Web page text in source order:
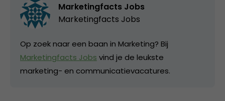
Marketingfacts Jobs
Marketingfacts Jobs
Op zoek naar een baan in Marketing? Bij
Marketingfacts Jobs vind je de leukste
marketing- en communicatievacatures.